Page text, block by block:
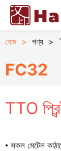
হোম> পণ্য >
FC32
TTO
• সকল মেটেল